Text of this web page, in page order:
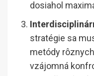
dosiahol
stratégie sa
metódy
vzájomná